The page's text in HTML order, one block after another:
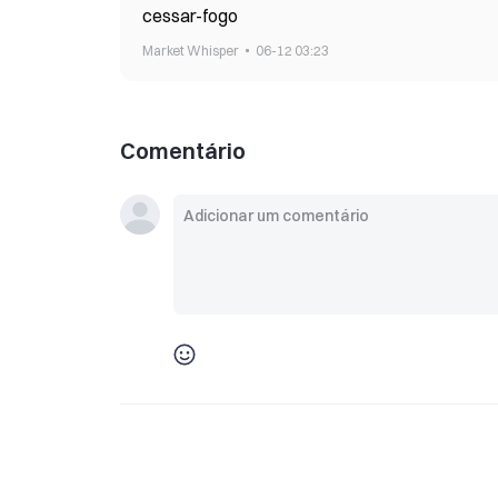
cessar-fogo
Market Whisper 06-12 03:23
Comentário